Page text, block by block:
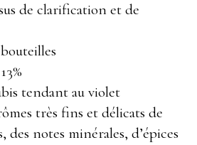
de clarification et de
13%
tendant au violet
très fins et délicats de
notes minérales, d’épices